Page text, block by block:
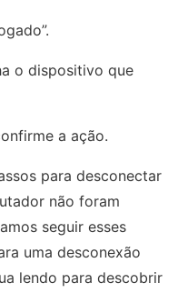
o dispositivo que
a ação.
para desconectar
não foram
seguir esses
uma desconexão
lendo para descobrir